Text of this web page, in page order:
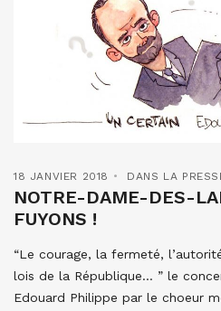
18 JANVIER 2018 DANS LA
NOTRE-DAME-DES-
FUYONS !
“Le courage, la fermeté,
lois de la République… ” le
Edouard Philippe par le choeur